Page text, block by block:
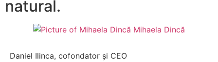
natural.
Mihaela Dincă
Daniel Ilinca, cofondator şi CEO